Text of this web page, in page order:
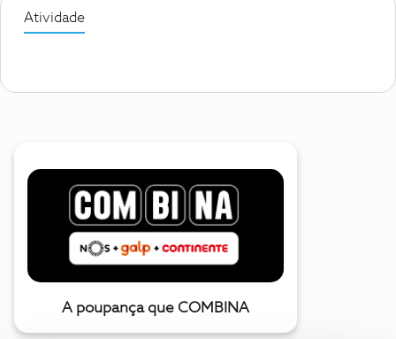
Atividade
A poupança que COMBINA